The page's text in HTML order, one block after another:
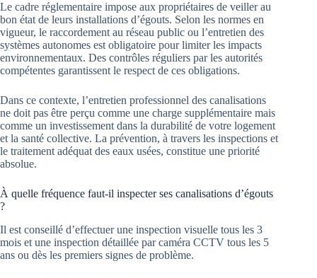
Le cadre réglementaire impose aux propriétaires de veiller au
bon état de leurs installations d’égouts. Selon les normes en
vigueur, le raccordement au réseau public ou l’entretien des
systèmes autonomes est obligatoire pour limiter les impacts
environnementaux. Des contrôles réguliers par les autorités
compétentes garantissent le respect de ces obligations.
Dans ce contexte, l’entretien professionnel des canalisations
ne doit pas être perçu comme une charge supplémentaire mais
comme un investissement dans la durabilité de votre logement
et la santé collective. La prévention, à travers les inspections et
le traitement adéquat des eaux usées, constitue une priorité
absolue.
À quelle fréquence faut-il inspecter ses canalisations d’égouts
?
Il est conseillé d’effectuer une inspection visuelle tous les 3
mois et une inspection détaillée par caméra CCTV tous les 5
ans ou dès les premiers signes de problème.